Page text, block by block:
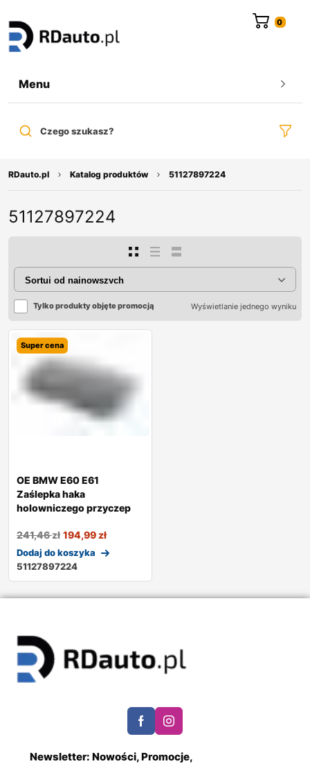
Menu
Czego szukasz?
RDauto.pl Katalog produktów 51127897224
51127897224
Tylko produkty objęte promocją Wyświetlanie jednego wyniku
Super cena
OE BMW E60 E61
Zaślepka haka
holowniczego przyczep
241,46zł 194,99zł
Dodaj do koszyka
51127897224
Newsletter: Nowości, Promocje,